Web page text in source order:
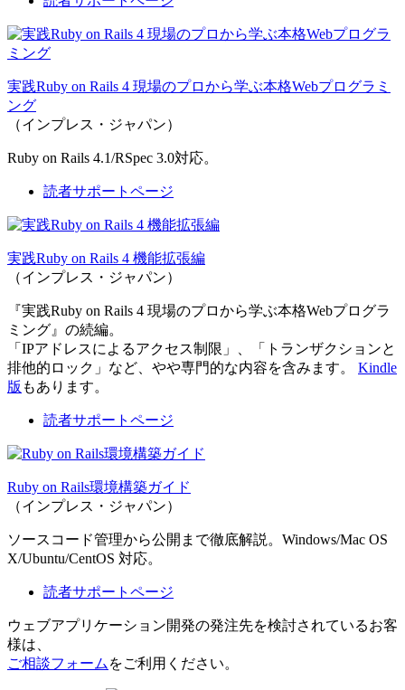
実践Ruby on Rails 4 現場のプロから学ぶ本格Webプログラミ
ング
（インプレス・ジャパン）
Ruby on Rails 4.1/RSpec 3.0対応。
読者サポートページ
実践Ruby on Rails 4 機能拡張編
（インプレス・ジャパン）
『実践Ruby on Rails 4 現場のプロから学ぶ本格Webプログラ
ミング』の続編。
「IPアドレスによるアクセス制限」、「トランザクションと
排他的ロック」など、やや専門的な内容を含みます。 Kindle
版 もあります。
読者サポートページ
Ruby on Rails環境構築ガイド
（インプレス・ジャパン）
ソースコード管理から公開まで徹底解説。Windows/Mac OS
X/Ubuntu/CentOS 対応。
読者サポートページ
ウェブアプリケーション開発の発注先を検討されているお客
様は、
ご相談フォーム をご利用ください。